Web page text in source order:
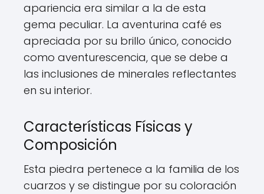
apariencia era similar a la de esta
gema peculiar. La aventurina café es
apreciada por su brillo único, conocido
como aventurescencia, que se debe a
las inclusiones de minerales reflectantes
en su interior.
Características Físicas y
Composición
Esta piedra pertenece a la familia de los
cuarzos y se distingue por su coloración